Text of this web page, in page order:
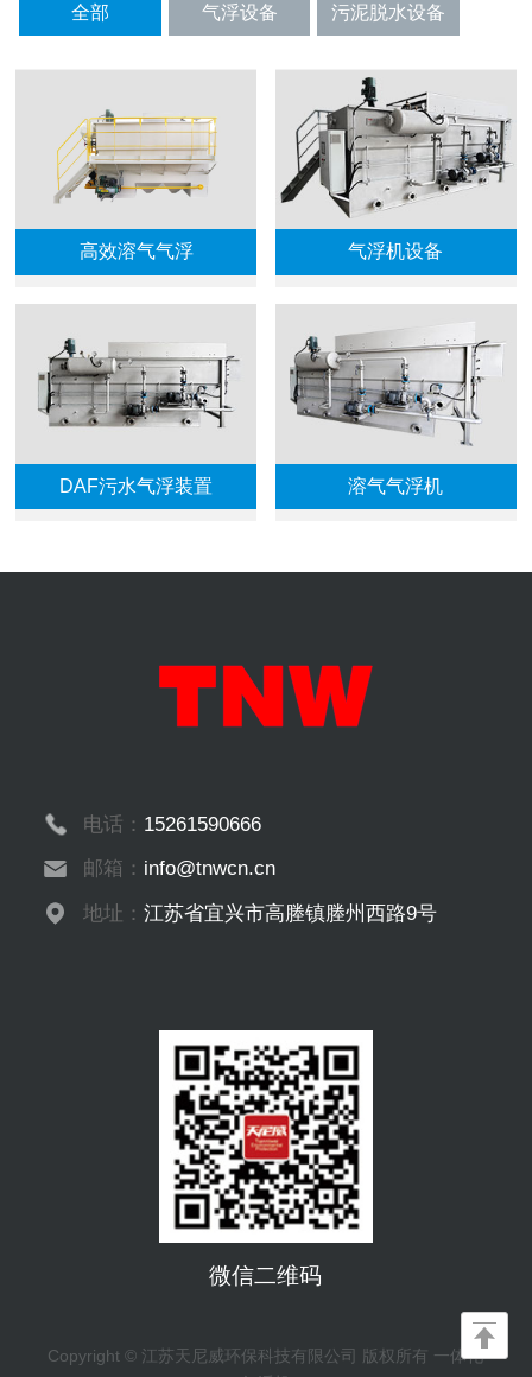
全部 气浮设备 污泥脱水设备
高效溶气气浮 气浮机设备
DAF污水气浮装置 溶气气浮机
电话： 15261590666
邮箱： info@tnwcn.cn
地址：江苏省宜兴市高塍镇塍州西路9号
微信二维码
Copyright © 江苏天尼威环保科技有限公司 版权所有 一体化